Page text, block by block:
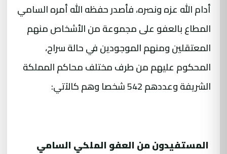
أدام الله عزه ونصره، فأصدر حفظه الله أمره السامي
المطاع بالعفو على مجموعة من الأشخاص منهم
المعتقلين ومنهم الموجودين في حالة سراح،
المحكوم عليهم من طرف مختلف محاكم المملكة
الشريفة وعددهم 542 شخصا وهم كالآتي:
المستفيدون من العفو الملكي السامي